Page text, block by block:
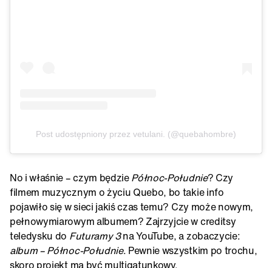
Post udostępniony przez vetulani. (@quebahombre)
No i właśnie – czym będziePółnoc-Południe? Czy
filmem muzycznym o życiu Quebo, bo takie info
pojawiło się w sieci jakiś czas temu? Czy może nowym,
pełnowymiarowym albumem? Zajrzyjcie w creditsy
teledysku do Futuramy 3na YouTube, a zobaczycie:
album – Północ-Południe. Pewnie wszystkim po trochu,
skoro projekt ma być multigatunkowy.